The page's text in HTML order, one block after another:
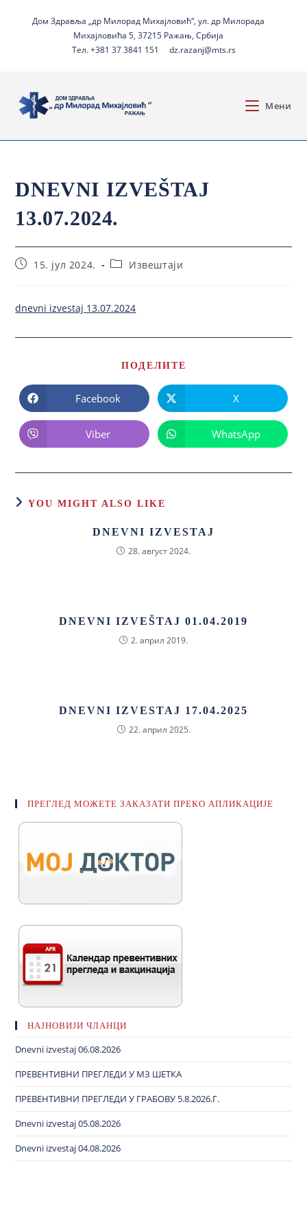
Дом Здравља „др Милорад Михајловић“, ул. др Милорада
Михајловића 5, 37215 Ражањ, Србија
Тел. +381 37 3841 151
dz.razanj@mts.rs
Мени
DNEVNI IZVEŠTAJ
13.07.2024.
15. јул 2024. Извештаји
dnevni izvestaj 13.07.2024
ПОДЕЛИТЕ
Facebook X
Viber WhatsApp
YOU MIGHT ALSO LIKE
DNEVNI IZVESTAJ
28. август 2024.
DNEVNI IZVEŠTAJ 01.04.2019
2. април 2019.
DNEVNI IZVESTAJ 17.04.2025
22. април 2025.
ПРЕГЛЕД МОЖЕТЕ ЗАКАЗАТИ ПРЕКО АПЛИКАЦИЈЕ
НАЈНОВИЈИ ЧЛАНЦИ
Dnevni izvestaj 06.08.2026
ПРЕВЕНТИВНИ ПРЕГЛЕДИ У МЗ ШЕТКА
ПРЕВЕНТИВНИ ПРЕГЛЕДИ У ГРАБОВУ 5.8.2026.Г.
Dnevni izvestaj 05.08.2026
Dnevni izvestaj 04.08.2026